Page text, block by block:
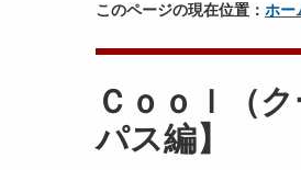
このページの現在位置： ホー
Ｃｏｏｌ（
パス編】